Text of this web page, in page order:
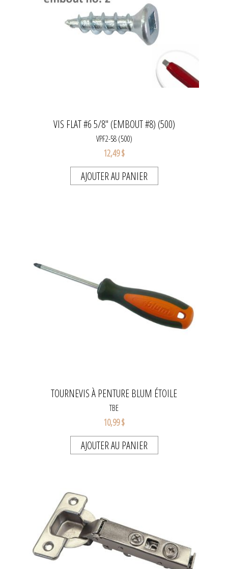
VIS FLAT #6 5/8" (EMBOUT #8) (500)
VPF2-58 (500)
12,49 $
AJOUTER AU PANIER
TOURNEVIS À PENTURE BLUM ÉTOILE
TBE
10,99 $
AJOUTER AU PANIER